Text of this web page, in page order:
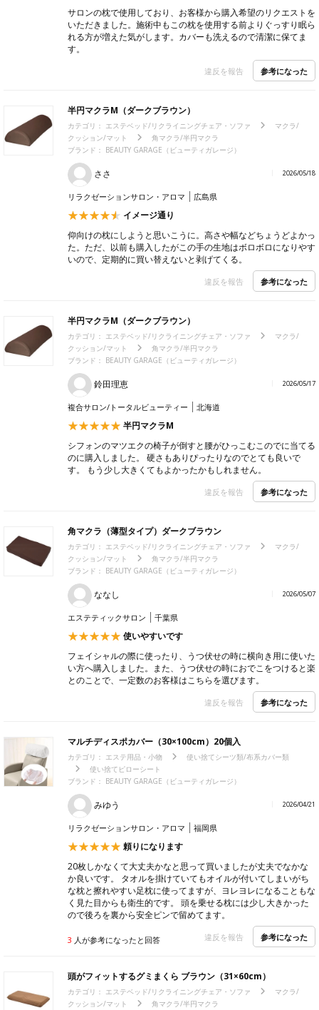
サロンの枕で使用しており、お客様から購入希望のリクエストを
いただきました。施術中もこの枕を使用する前よりぐっすり眠ら
れる方が増えた気がします。カバーも洗えるので清潔に保てま
す。
違反を報告 参考になった
半円マクラM（ダークブラウン）
カテゴリ： エステベッド/リクライニングチェア・ソファ
マクラ/
クッション/マット
角マクラ/半円マクラ
ブランド： BEAUTY GARAGE（ビューティガレージ）
ささ 2026/05/18
リラクゼーションサロン・アロマ 広島県
イメージ通り
仰向けの枕にしようと思いこうに。高さや幅などちょうどよかっ
た。ただ、以前も購入したがこの手の生地はボロボロになりやす
いので、定期的に買い替えないと剥げてくる。
違反を報告 参考になった
半円マクラM（ダークブラウン）
カテゴリ： エステベッド/リクライニングチェア・ソファ
マクラ/
クッション/マット
角マクラ/半円マクラ
ブランド： BEAUTY GARAGE（ビューティガレージ）
鈴田理恵 2026/05/17
複合サロン/トータルビューティー 北海道
半円マクラM
シフォンのマツエクの椅子が倒すと腰がひっこむこのでに当てる
のに購入しました。 硬さもありぴったりなのでとても良いで
す。 もう少し大きくてもよかったかもしれません。
違反を報告 参考になった
角マクラ（薄型タイプ）ダークブラウン
カテゴリ： エステベッド/リクライニングチェア・ソファ
マクラ/
クッション/マット
角マクラ/半円マクラ
ブランド： BEAUTY GARAGE（ビューティガレージ）
ななし 2026/05/07
エステティックサロン 千葉県
使いやすいです
フェイシャルの際に使ったり、うつ伏せの時に横向き用に使いた
い方へ購入しました。また、うつ伏せの時におでこをつけると楽
とのことで、一定数のお客様はこちらを選びます。
違反を報告 参考になった
マルチディスポカバー（30×100cm）20個入
カテゴリ： エステ用品・小物
使い捨てシーツ類/布系カバー類
使い捨てピローシート
ブランド： BEAUTY GARAGE（ビューティガレージ）
みゆう 2026/04/21
リラクゼーションサロン・アロマ 福岡県
頼りになります
20枚しかなくて大丈夫かなと思って買いましたが丈夫でなかな
か良いです。 タオルを掛けていてもオイルが付いてしまいがち
な枕と擦れやすい足枕に使ってますが、ヨレヨレになることもな
く見た目からも衛生的です。 頭を乗せる枕には少し大きかった
ので後ろを裏から安全ピンで留めてます。
3 人が参考になったと回答 違反を報告 参考になった
頭がフィットするグミまくら ブラウン（31×60cm）
カテゴリ： エステベッド/リクライニングチェア・ソファ
マクラ/
クッション/マット
角マクラ/半円マクラ